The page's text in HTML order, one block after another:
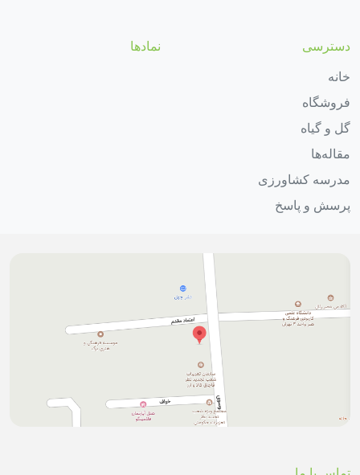
دسترسی
خانه
فروشگاه
گل و گیاه
مقاله‌ها
مدرسه کشاورزی
پرسش و پاسخ
نمادها